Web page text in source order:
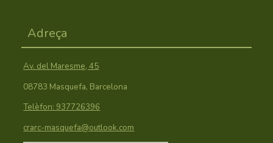
Adreça
Av. del Maresme, 45
08783 Masquefa, Barcelona
Telèfon: 937726396
crarc-masquefa@outlook.com